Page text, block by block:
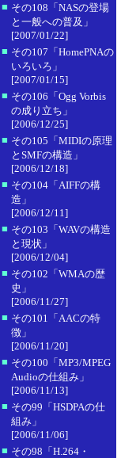
■ その108「NASの登場
と一般への普及」
[2007/01/22]
■ その107「HomePNAの
いろいろ」
[2007/01/15]
■ その106「Ogg Vorbis
の成り立ち」
[2006/12/25]
■ その105「MIDIの原理
とSMFの構造」
[2006/12/18]
■ その104「AIFFの構
造」
[2006/12/11]
■ その103「WAVの構造
と現状」
[2006/12/04]
■ その102「WMAの歴
史」
[2006/11/27]
■ その101「AACの特
徴」
[2006/11/20]
■ その100「MP3/MPEG
Audioの仕組み」
[2006/11/13]
■ その99「HSDPAの仕
組み」
[2006/11/06]
■ その98「H.264・